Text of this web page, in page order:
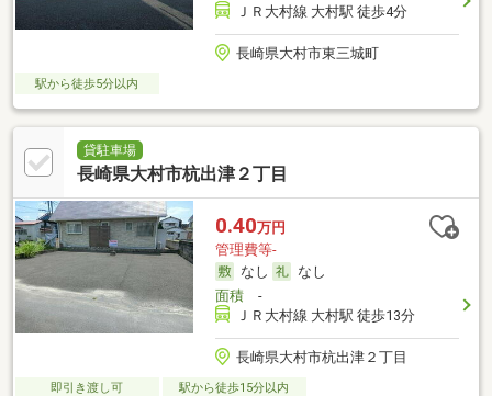
ＪＲ大村線 大村駅 徒歩4分
長崎県大村市東三城町
駅から徒歩5分以内
貸駐車場
長崎県大村市杭出津２丁目
0.40万円
管理費等-
なし
なし
面積-
ＪＲ大村線 大村駅 徒歩13分
長崎県大村市杭出津２丁目
即引き渡し可 駅から徒歩15分以内